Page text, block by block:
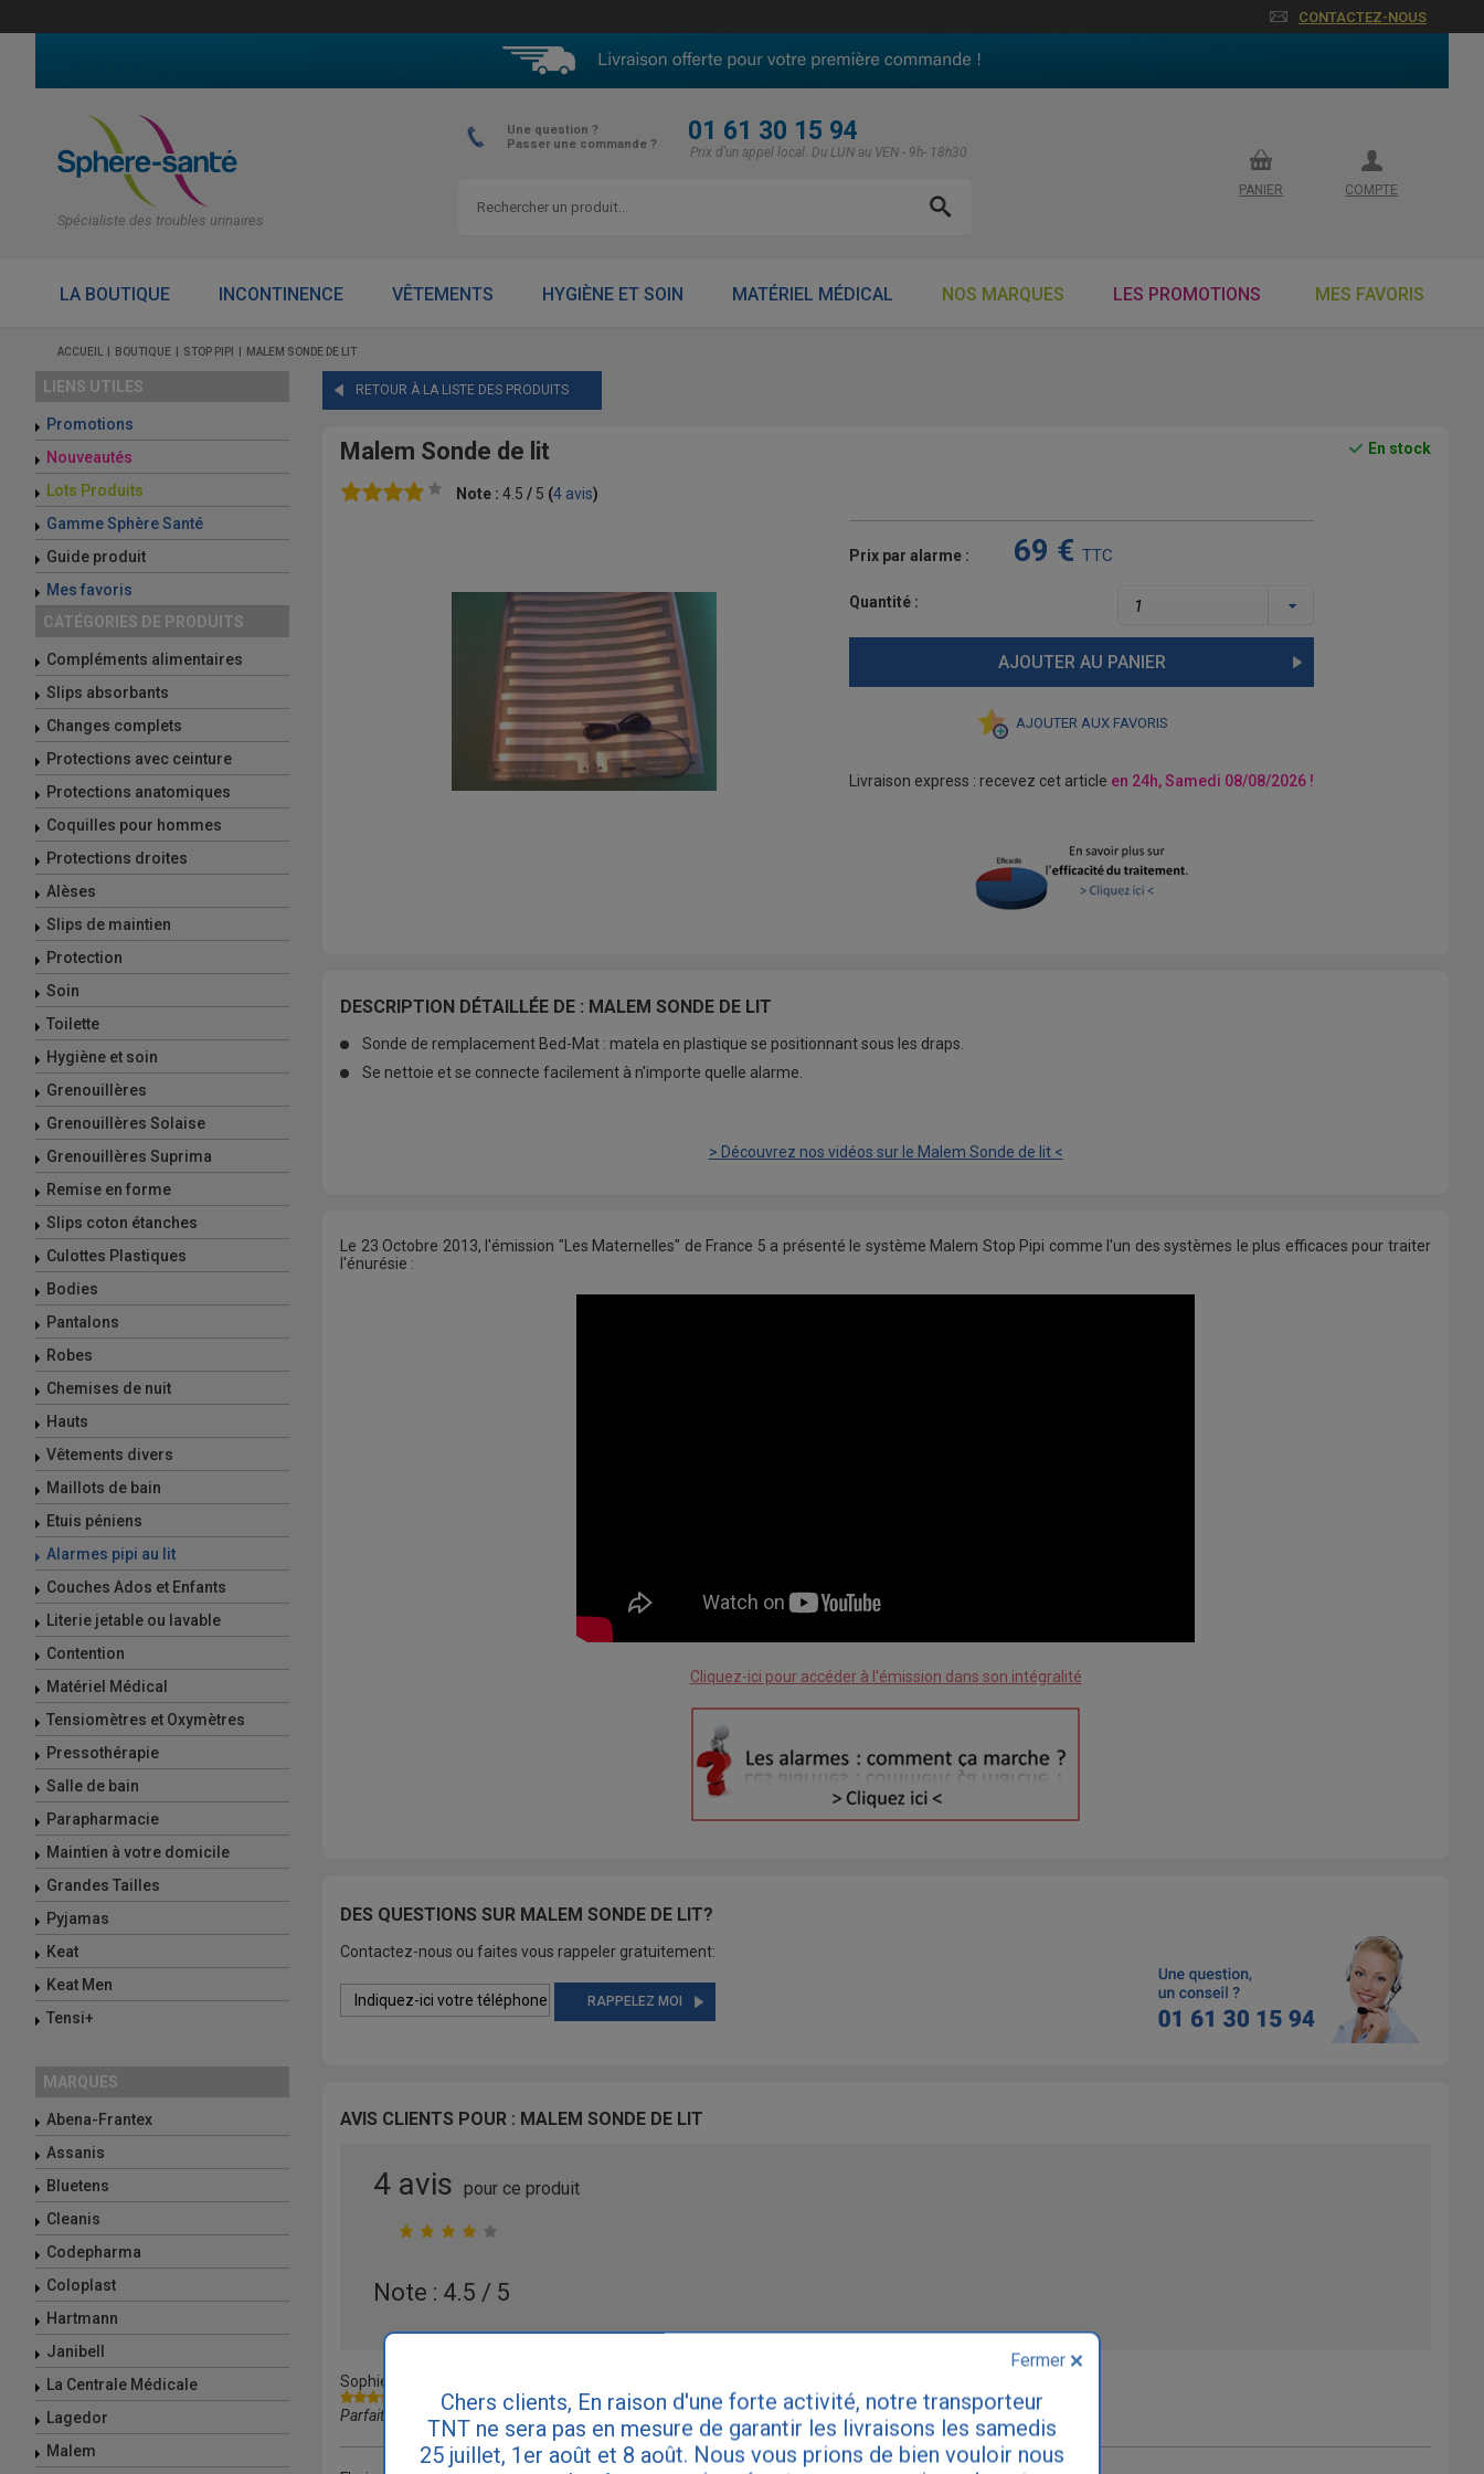
CONTACTEZ-NOUS
Spécialiste des troubles urinaires
Une question ?
Passer une commande ?
01 61 30 15 94
Prix d'un appel local. Du LUN au VEN - 9h- 18h30
PANIER COMPTE
LA BOUTIQUE INCONTINENCE VÊTEMENTS HYGIÈNE ET SOIN MATÉRIEL MÉDICAL NOS MARQUES LES PROMOTIONS MES FAVORIS
ACCUEIL BOUTIQUE STOP PIPI MALEM SONDE DE LIT
LIENS UTILES
Promotions
Nouveautés
Lots Produits
Gamme Sphère Santé
Guide produit
Mes favoris
CATÉGORIES DE PRODUITS
Compléments alimentaires
Slips absorbants
Changes complets
Protections avec ceinture
Protections anatomiques
Coquilles pour hommes
Protections droites
Alèses
Slips de maintien
Protection
Soin
Toilette
Hygiène et soin
Grenouillères
Grenouillères Solaise
Grenouillères Suprima
Remise en forme
Slips coton étanches
Culottes Plastiques
Bodies
Pantalons
Robes
Chemises de nuit
Hauts
Vêtements divers
Maillots de bain
Etuis péniens
Alarmes pipi au lit
Couches Ados et Enfants
Literie jetable ou lavable
Contention
Matériel Médical
Tensiomètres et Oxymètres
Pressothérapie
Salle de bain
Parapharmacie
Maintien à votre domicile
Grandes Tailles
Pyjamas
Keat
Keat Men
Tensi+
MARQUES
Abena-Frantex
Assanis
Bluetens
Cleanis
Codepharma
Coloplast
Hartmann
Janibell
La Centrale Médicale
Lagedor
Malem
RETOUR À LA LISTE DES PRODUITS
En stock
Malem Sonde de lit
Note : 4.5 / 5 (4 avis)
Prix par alarme : 69 € TTC
Quantité :
AJOUTER AU PANIER
AJOUTER AUX FAVORIS
Livraison express : recevez cet article en 24h, Samedi 08/08/2026 !
DESCRIPTION DÉTAILLÉE DE : MALEM SONDE DE LIT
Sonde de remplacement Bed-Mat : matela en plastique se positionnant sous les draps.
Se nettoie et se connecte facilement à n'importe quelle alarme.
> Découvrez nos vidéos sur le Malem Sonde de lit <
Le 23 Octobre 2013, l'émission "Les Maternelles" de France 5 a présenté le système Malem Stop Pipi comme l'un des systèmes le plus efficaces pour traiter
l'énurésie :
Cliquez-ici pour accéder à l'émission dans son intégralité
DES QUESTIONS SUR MALEM SONDE DE LIT?
Contactez-nous ou faites vous rappeler gratuitement:
RAPPELEZ MOI
AVIS CLIENTS POUR : MALEM SONDE DE LIT
4 avis pour ce produit
Note : 4.5 / 5
Sophie
Parfait. Un peu fragile quand l'enfant y appuie ses genous, mais on n'y peut rien.
Chers clients, En raison d'une forte activité, notre transporteur
TNT ne sera pas en mesure de garantir les livraisons les samedis
25 juillet, 1er août et 8 août. Nous vous prions de bien vouloir nous
Fermer